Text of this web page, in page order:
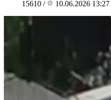
15610 / 10.06.2026 13:27